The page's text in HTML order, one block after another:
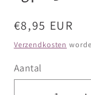
Normale
prijs
€8,95 EUR
Verzendkosten
Aantal